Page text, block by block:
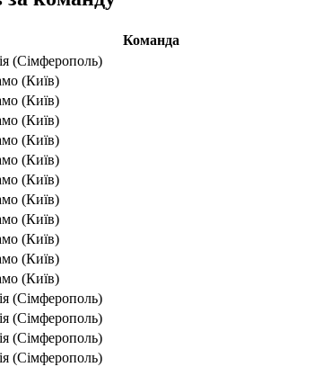
Команда
(Сімферополь)
(Київ)
(Київ)
(Київ)
(Київ)
(Київ)
(Київ)
(Київ)
(Київ)
(Київ)
(Київ)
(Київ)
(Сімферополь)
(Сімферополь)
(Сімферополь)
(Сімферополь)